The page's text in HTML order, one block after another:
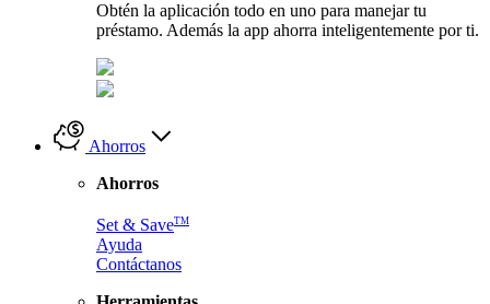
Obtén la aplicación todo en uno para manejar tu
préstamo. Además la app ahorra inteligentemente por ti.
Ahorros
Ahorros
Set & SaveTM
Ayuda
Contáctanos